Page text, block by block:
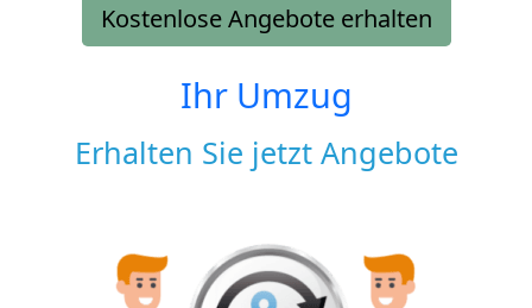
Kostenlose Angebote erhalten
Ihr Umzug
Erhalten Sie jetzt Angebote